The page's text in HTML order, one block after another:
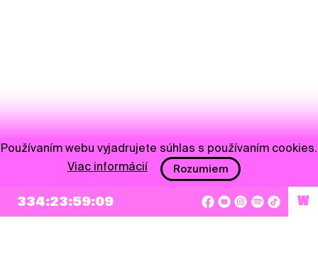
NEWSLETTER
334:23:59:09 W
Používaním webu vyjadrujete súhlas s používaním cookies.
Viac informácií
Rozumiem